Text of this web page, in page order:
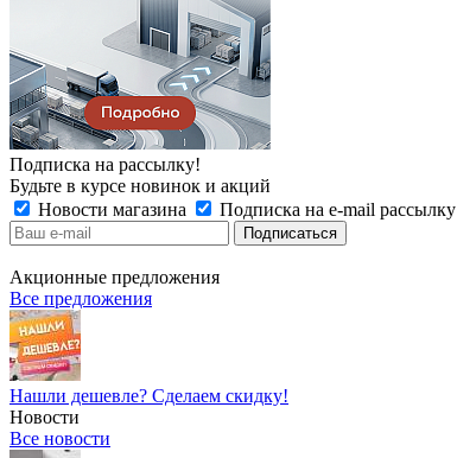
Подписка на рассылку!
Будьте в курсе новинок и акций
Новости магазина
Подписка на e-mail рассылку
Акционные предложения
Все предложения
Нашли дешевле? Сделаем скидку!
Новости
Все новости